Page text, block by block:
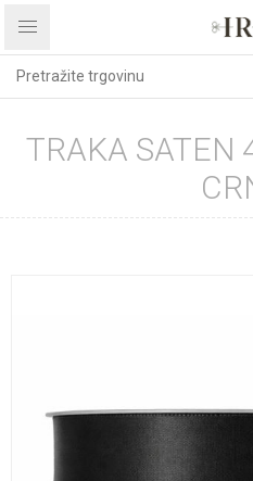
TRAKA SATEN